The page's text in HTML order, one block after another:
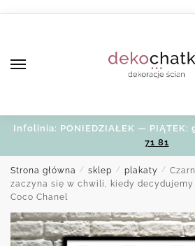
Infolinia: PONIEDZIAŁEK — PIĄTEK:
71 81
Strona główna / sklep / plakaty /
zaczyna się w chwili, kiedy decydujemy
Coco Chanel